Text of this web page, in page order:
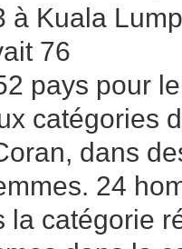
à Kuala
76
pays pour le
catégories
dans
24
la catégorie